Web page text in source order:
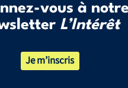
vous à notre
L’Intérêt
Je m’inscris